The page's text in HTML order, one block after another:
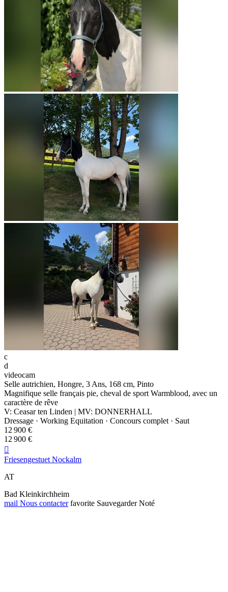
c
d
videocam
Selle autrichien, Hongre, 3 Ans, 168 cm, Pinto
Magnifique selle français pie, cheval de sport Warmblood, avec un
caractère de rêve
V: Ceasar ten Linden | MV: DONNERHALL
Dressage · Working Equitation · Concours complet · Saut
12 900 €
12 900 €

Friesengestuet Nockalm
AT
Bad Kleinkirchheim
mail Nous contacter favorite Sauvegarder Noté